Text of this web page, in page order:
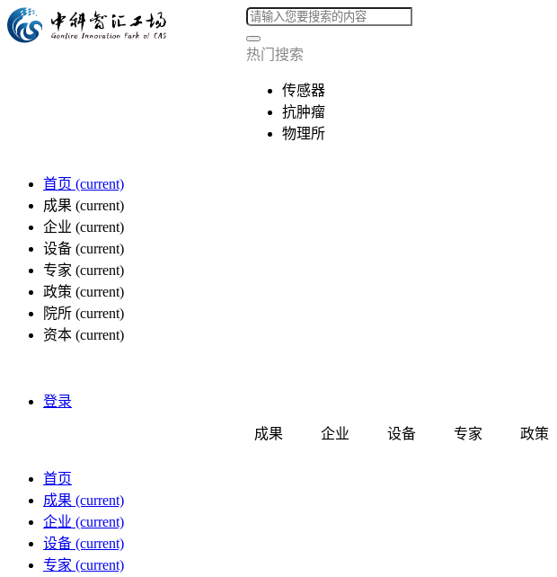
热门搜索
传感器
抗肿瘤
物理所
首页 (current)
成果 (current)
企业 (current)
设备 (current)
专家 (current)
政策 (current)
院所 (current)
资本 (current)
登录
成果 企业 设备 专家 政策
首页
成果 (current)
企业 (current)
设备 (current)
专家 (current)